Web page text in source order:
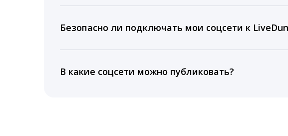
подключении тарифа Блогер. При оплате тарифа Бизнес
5 лет.
Безопасно ли подключать мои соцсети к
информацию третьим лицам.
В какие соцсети можно публиковать?